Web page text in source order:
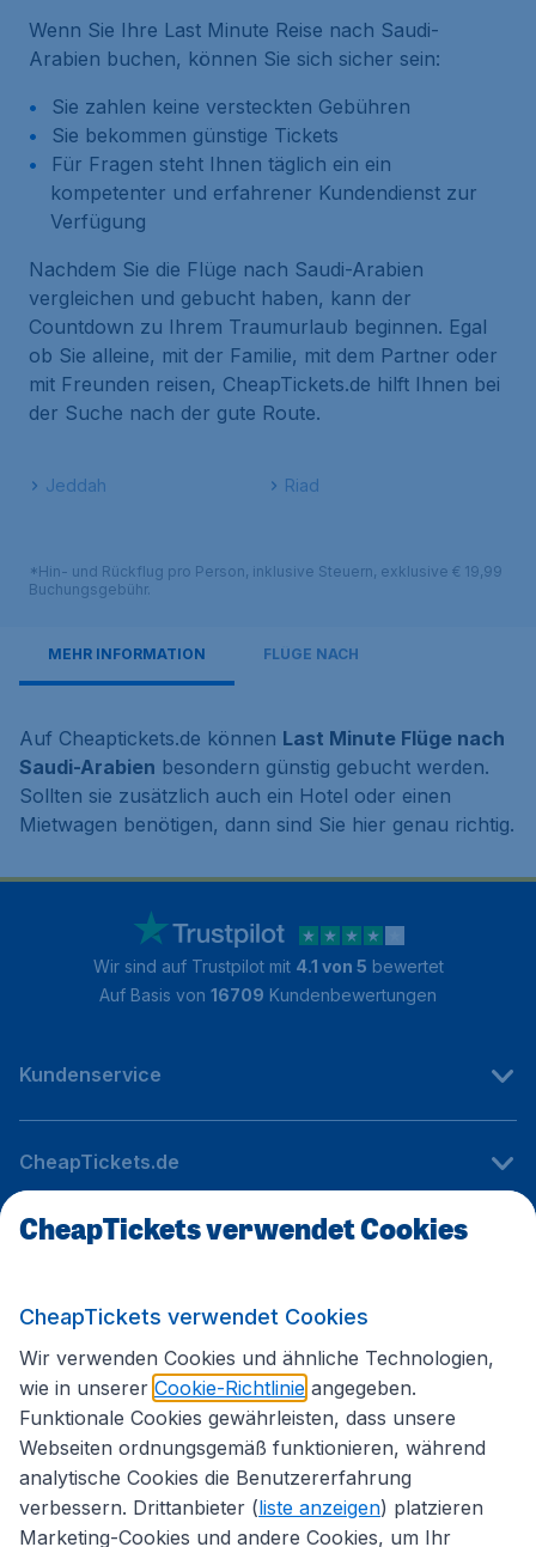
Wenn Sie Ihre Last Minute Reise nach Saudi-
Arabien buchen, können Sie sich sicher sein:
Sie zahlen keine versteckten Gebühren
Sie bekommen günstige Tickets
Für Fragen steht Ihnen täglich ein ein
kompetenter und erfahrener Kundendienst zur
Verfügung
Nachdem Sie die Flüge nach Saudi-Arabien
vergleichen und gebucht haben, kann der
Countdown zu Ihrem Traumurlaub beginnen. Egal
ob Sie alleine, mit der Familie, mit dem Partner oder
mit Freunden reisen, CheapTickets.de hilft Ihnen bei
der Suche nach der gute Route.
Jeddah Riad
*Hin- und Rückflug pro Person, inklusive Steuern, exklusive € 19,99
Buchungsgebühr.
MEHR INFORMATION FLÜGE NACH
Auf Cheaptickets.de können Last Minute Flüge nach
Saudi-Arabien besondern günstig gebucht werden.
Sollten sie zusätzlich auch ein Hotel oder einen
Mietwagen benötigen, dann sind Sie hier genau richtig.
Wir sind auf Trustpilot mit 4.1 von 5 bewertet
Auf Basis von 16709 Kundenbewertungen
Kundenservice
CheapTickets.de
Internationale Webseiten
Folgen Sie uns:
CheapTickets verwendet Cookies
CheapTickets verwendet Cookies
Wir verwenden Cookies und ähnliche Technologien,
wie in unserer Cookie-Richtlinie angegeben.
Funktionale Cookies gewährleisten, dass unsere
Webseiten ordnungsgemäß funktionieren, während
analytische Cookies die Benutzererfahrung
verbessern. Drittanbieter (liste anzeigen) platzieren
Marketing-Cookies und andere Cookies, um Ihr